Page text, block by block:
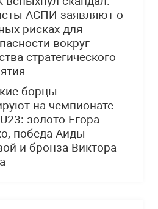
АСПИ заявляют о
рисках для
вокруг
стратегического
борцы
на чемпионате
золото Егора
победа Аиды
и бронза Виктора